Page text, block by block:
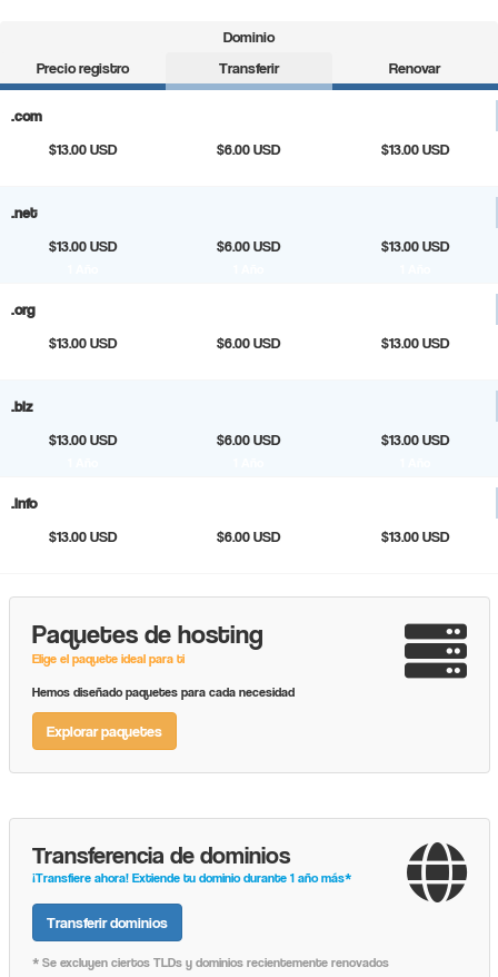
Dominio
Precio registro
Transferir Renovar
.com
$13.00 USD
$6.00 USD $13.00 USD
.net
$13.00 USD
$6.00 USD $13.00 USD
.org
$13.00 USD
$6.00 USD $13.00 USD
.biz
$13.00 USD
$6.00 USD $13.00 USD
.info
$13.00 USD
$6.00 USD $13.00 USD
Paquetes de hosting
Elige el paquete ideal para ti
Hemos diseñado paquetes para cada necesidad
Explorar paquetes
Transferencia de dominios
¡Transfiere ahora! Extiende tu dominio durante 1 año más*
Transferir dominios
* Se excluyen ciertos TLDs y dominios recientemente renovados